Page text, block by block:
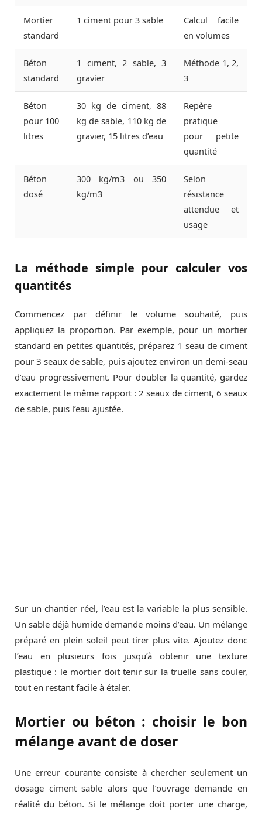
Mortier
standard
1 ciment pour 3 sable
Calcul facile
en volumes
Béton
standard
1 ciment, 2 sable, 3
gravier
Méthode 1, 2,
3
Béton
pour 100
litres
30 kg de ciment, 88
kg de sable, 110 kg de
gravier, 15 litres d’eau
Repère
pratique
pour petite
quantité
Béton
dosé
300 kg/m3 ou 350
kg/m3
Selon
résistance
attendue et
usage
La méthode simple pour calculer vos
quantités
Commencez par définir le volume souhaité, puis
appliquez la proportion. Par exemple, pour un mortier
standard en petites quantités, préparez 1 seau de ciment
pour 3 seaux de sable, puis ajoutez environ un demi-seau
d’eau progressivement. Pour doubler la quantité, gardez
exactement le même rapport : 2 seaux de ciment, 6 seaux
de sable, puis l’eau ajustée.
Sur un chantier réel, l’eau est la variable la plus sensible.
Un sable déjà humide demande moins d’eau. Un mélange
préparé en plein soleil peut tirer plus vite. Ajoutez donc
l’eau en plusieurs fois jusqu’à obtenir une texture
plastique : le mortier doit tenir sur la truelle sans couler,
tout en restant facile à étaler.
Mortier ou béton : choisir le bon
mélange avant de doser
Une erreur courante consiste à chercher seulement un
dosage ciment sable alors que l’ouvrage demande en
réalité du béton. Si le mélange doit porter une charge,